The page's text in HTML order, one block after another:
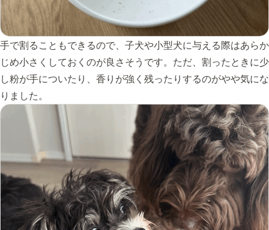
手で割ることもできるので、子犬や小型犬に与える際はあらか
じめ小さくしておくのが良さそうです。ただ、割ったときに少
し粉が手についたり、香りが強く残ったりするのがやや気にな
りました。